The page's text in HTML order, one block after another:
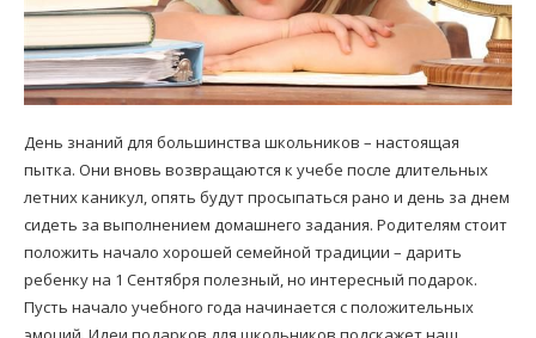
День знаний для большинства школьников – настоящая
пытка. Они вновь возвращаются к учебе после длительных
летних каникул, опять будут просыпаться рано и день за днем
сидеть за выполнением домашнего задания. Родителям стоит
положить начало хорошей семейной традиции – дарить
ребенку на 1 Сентября полезный, но интересный подарок.
Пусть начало учебного года начинается с положительных